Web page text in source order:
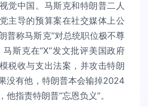
觉中国。马斯克和特朗普二人
主导的预算案在社交媒体上公
普称马斯克“对总统职位极不尊
马斯克在“X”发文批评美国政府
税收与支出法案，并攻击特朗
没有他，特朗普本会输掉2024
他指责特朗普“忘恩负义”。